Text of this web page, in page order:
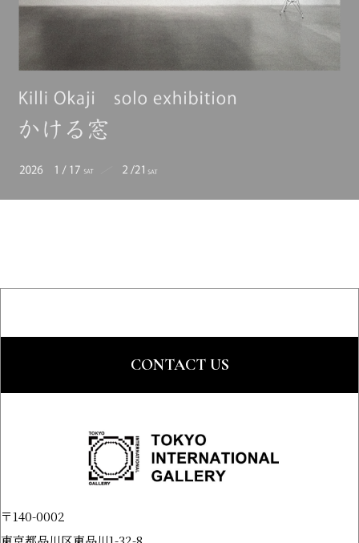
CONTACT US
〒140-0002